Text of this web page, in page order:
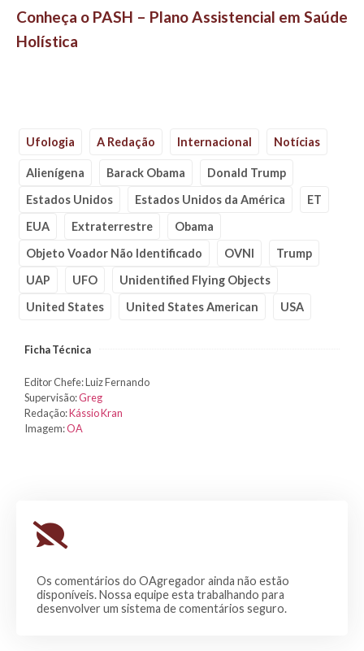
Conheça o PASH – Plano Assistencial em Saúde
Holística
Ufologia A Redação Internacional Notícias
Alienígena Barack Obama
Donald Trump
Estados Unidos
Estados Unidos da América
ET
EUA
Extraterrestre
Obama
Objeto Voador Não Identificado
OVNI
Trump
UAP
UFO
Unidentified Flying Objects
United States
United States American USA
Ficha Técnica
Editor Chefe: Luiz Fernando
Supervisão:Greg
Redação:Kássio Kran
Imagem:OA
Os comentários do OAgregador ainda não estão
disponíveis. Nossa equipe esta trabalhando para
desenvolver um sistema de comentários seguro.